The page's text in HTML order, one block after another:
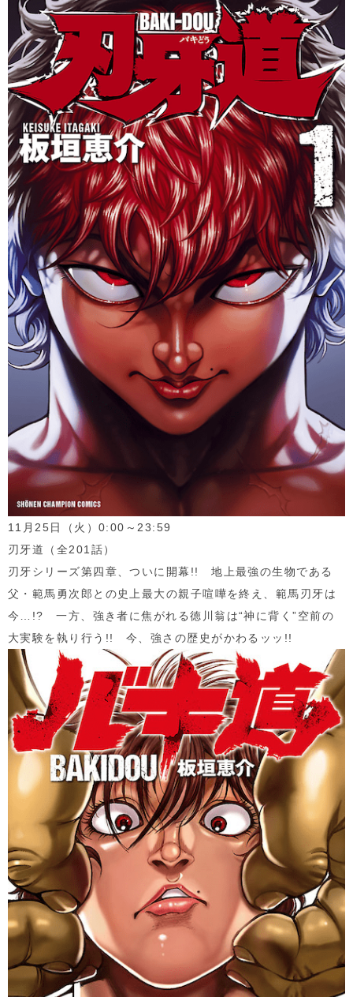
11月 25日（火）0:00 ～ 23:59
刃牙道（全201 話）
刃牙シリーズ第四章、ついに開幕 !!
地上最強の生物である
父・範馬勇次郎との史上最大の親子喧嘩を終え、範馬刃牙は
今
…!? 一方、強き者に焦がれる徳川翁は“神に背く”空前の
大実験を執り行う !! 今、強さの歴史がかわるッッ !!